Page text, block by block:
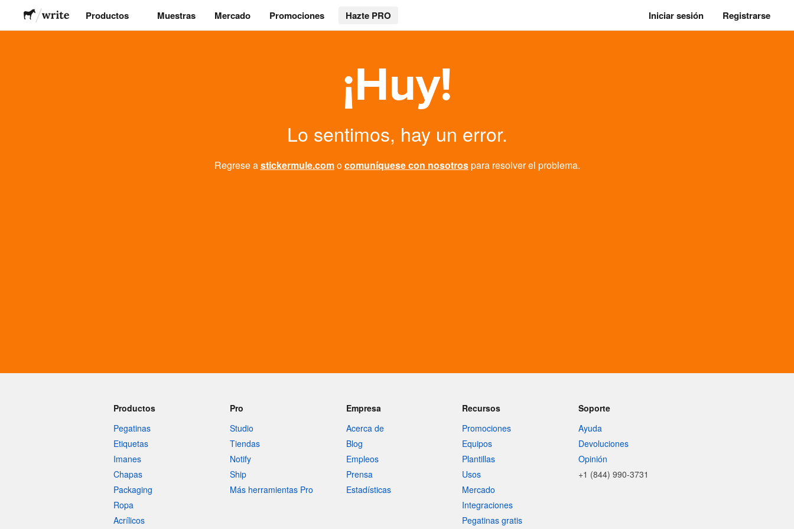
Productos Muestras Mercado Promociones Hazte PRO Iniciar sesión Registrarse
¡Huy!
Lo sentimos, hay un error.
Regrese astickermule.comocomuníquese con nosotrospara resolver el problema.
Productos
Pegatinas
Etiquetas
Imanes
Chapas
Packaging
Ropa
Acrílicos
Pro
Studio
Tiendas
Notify
Ship
Más herramientas Pro
Empresa
Acerca de
Blog
Empleos
Prensa
Estadísticas
Recursos
Promociones
Equipos
Plantillas
Usos
Mercado
Integraciones
Pegatinas gratis
Soporte
Ayuda
Devoluciones
Opinión
+1 (844) 990-3731